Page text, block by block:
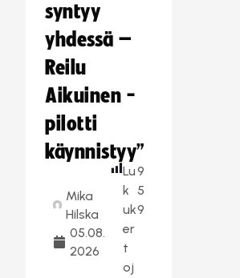
syntyy
yhdessä –
Reilu
Aikuinen -
pilotti
käynnistyy”
Mika
Hilska
05.08.
2026
Lu
k
uk
er
t
oj
9
5
9